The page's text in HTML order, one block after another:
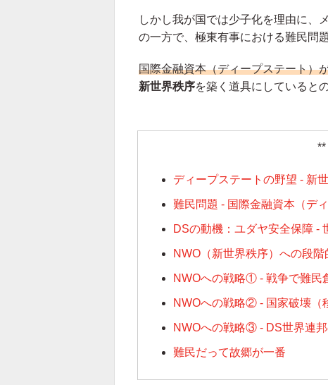
しかし我が国では少子化を理由に、
の一方で、極東有事における難民問
国際金融資本（ディープステート）
新世界秩序を築く道具にしていると
ディープステートの野望 - 新
難民問題 - 国際金融資本（デ
DSの動機：ユダヤ安全保障 -
NWO（新世界秩序）への段階
NWOへの戦略① - 戦争で難民
NWOへの戦略② - 国家破壊（
NWOへの戦略③ - DS世界連
難民だって故郷が一番